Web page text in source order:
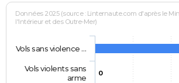
Données 2025 (source : Linternaute.com d'après le
l'Intérieur et des Outre-Mer)
0
Vols sans violence …
Vols violents sans
arme